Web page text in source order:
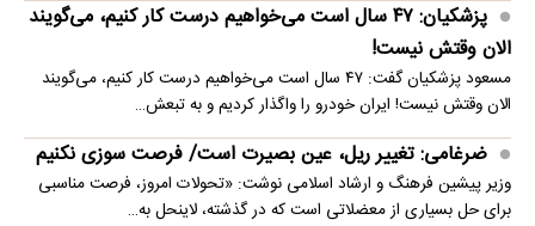
پزشکیان: ۴۷ سال است می‌خواهیم درست کار کنیم، می‌گویند
الان وقتش نیست!
مسعود پزشکیان گفت: ۴۷ سال است می‌خواهیم درست کار کنیم، می‌گویند
الان وقتش نیست! ایران خودرو را واگذار کردیم و به تبعش…
ضرغامی: تغییر ریل، عین بصیرت است/ فرصت سوزی نکنیم
وزیر پیشین فرهنگ و ارشاد اسلامی نوشت: «تحولات امروز، فرصت مناسبی
برای حل بسیاری از معضلاتی‌ است که در گذشته، لاینحل به…